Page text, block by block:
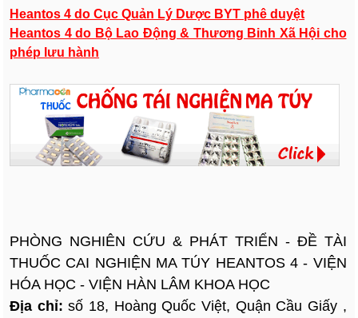
Heantos 4 do Cục Quản Lý Dược BYT phê duyệt
Heantos 4 do Bộ Lao Động & Thương Binh Xã Hội cho
phép lưu hành
PHÒNG NGHIÊN CỨU & PHÁT TRIỂN - ĐỀ TÀI
THUỐC CAI NGHIỆN MA TÚY HEANTOS 4 - VIỆN
HÓA HỌC - VIỆN HÀN LÂM KHOA HỌC
Địa chỉ: số 18, Hoàng Quốc Việt, Quận Cầu Giấy ,